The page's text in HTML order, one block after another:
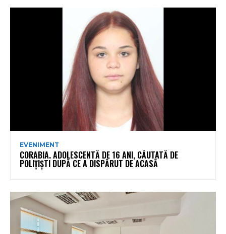
EVENIMENT
CORABIA. ADOLESCENTĂ DE 16 ANI, CĂUTATĂ DE
POLIȚIȘTI DUPĂ CE A DISPĂRUT DE ACASĂ